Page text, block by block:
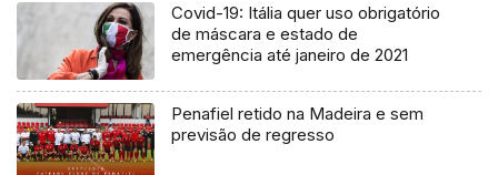
Covid-19: Itália quer uso obrigatório
de máscara e estado de
emergência até janeiro de 2021
Penafiel retido na Madeira e sem
previsão de regresso